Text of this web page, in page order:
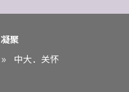
凝聚
中大．关怀